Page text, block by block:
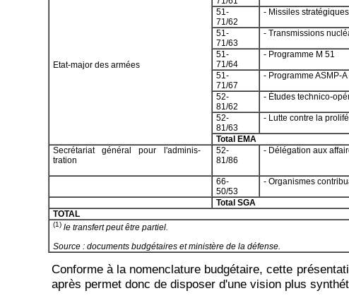
Etat-major des armées
51-
71/62
- Missiles stratégiques
51-
71/63
- Transmissions
51-
71/64
- Programme M 51
51-
71/67
- Programme ASMP-A
52-
81/62
- Études technico-
52-
81/63
- Lutte contre la
Total EMA
Secrétariat général pour l'adminis-
tration
52-
81/86
- Délégation aux
66-
50/53
- Organismes
Total SGA
TOTAL
(1) le transfert peut être partiel.
Source : documents budgétaires et ministère de la défense.
Conforme à la nomenclature budgétaire, cette
après permet donc de disposer d'une vision plus